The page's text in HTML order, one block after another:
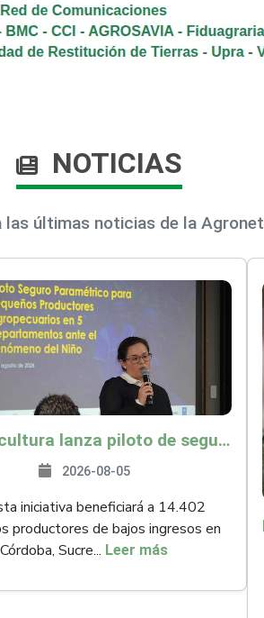
NOTICIAS
las últimas noticias de la Agronet
Minagricultura lanza piloto de seguro agropecuario por $9.625 millones para proteger a más de 14.000 pequeños productores contra riesgos del Fenómeno de El Niño
2026-08-05
iniciativa beneficiará a 14.402
productores de bajos ingresos en
Córdoba, Sucre... Leer más